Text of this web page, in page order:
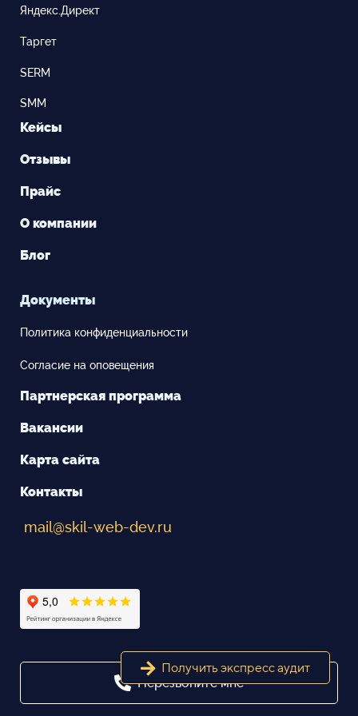
Яндекс.Директ
Таргет
SERM
SMM
Кейсы
Отзывы
Прайс
О компании
Блог
Документы
Политика конфиденциальности
Согласие на оповещения
Партнерская программа
Вакансии
Карта сайта
Контакты
mail@skil-web-dev.ru
Перезвоните мне
Получить экспресс аудит